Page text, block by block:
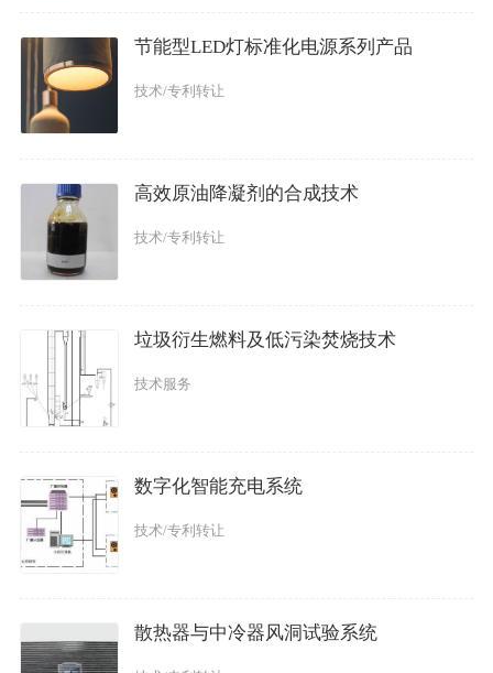
节能型LED灯标准化电源系列产品
技术/专利转让
高效原油降凝剂的合成技术
技术/专利转让
垃圾衍生燃料及低污染焚烧技术
技术服务
数字化智能充电系统
技术/专利转让
散热器与中冷器风洞试验系统